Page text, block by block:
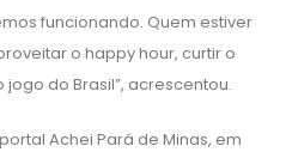
funcionando. Quem estiver
o happy hour, curtir o
do Brasil”, acrescentou.
Achei Pará de Minas, em